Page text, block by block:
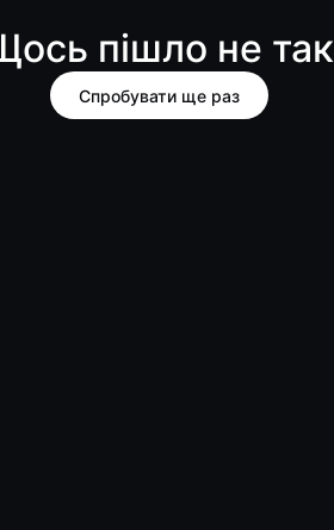
пішло не так
Спробувати ще раз